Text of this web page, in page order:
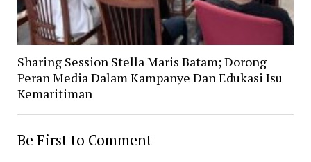
Sharing Session Stella Maris Batam; Dorong
Peran Media Dalam Kampanye Dan Edukasi Isu
Kemaritiman
Be First to Comment